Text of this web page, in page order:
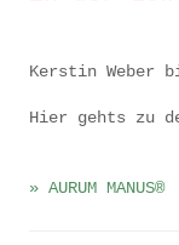
Datenschutz
Kerstin Weber
Hier gehts zu
» AURUM MANUS®